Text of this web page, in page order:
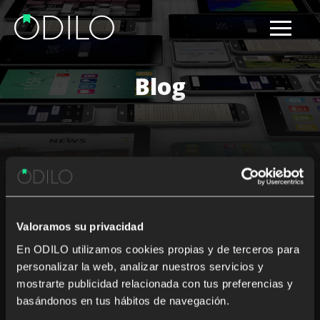
Valoramos su privacidad
En ODILO utilizamos cookies propias y de terceros para
personalizar la web, analizar nuestros servicios y
mostrarte publicidad relacionada con tus preferencias y
basándonos en tus hábitos de navegación.
Blog
Nothing Found
It seems we can’t find what you’re looking for. Perhaps
searching can help.